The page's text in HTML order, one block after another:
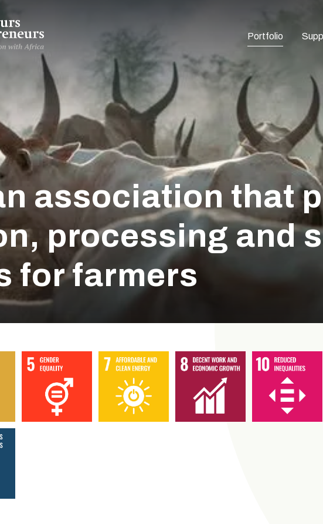
Portfolio
association that
processing and
for farmers